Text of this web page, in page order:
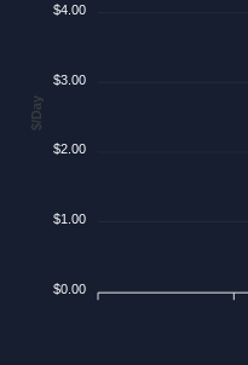
$4.00
$3.00
$2.00
$1.00
$0.00
$/Day